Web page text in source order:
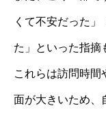
くて不安だった
た」といった指摘
これらは訪問時間
面が大きいため、